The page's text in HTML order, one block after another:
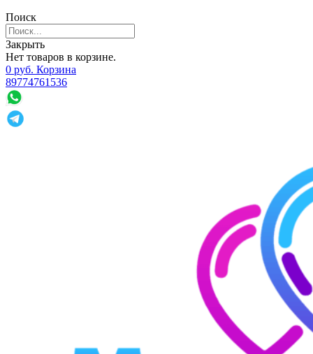
Поиск
Закрыть
Нет товаров в корзине.
0 руб. Корзина
89774761536